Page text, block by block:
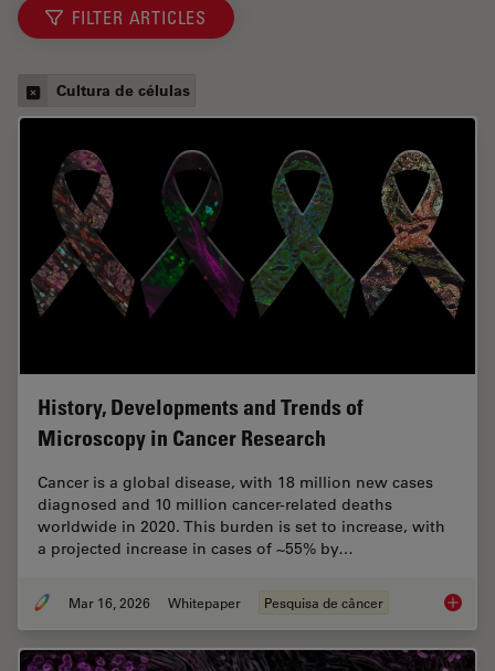
FILTER ARTICLES
Cultura de células
History, Developments and Trends of
Microscopy in Cancer Research
Cancer is a global disease, with 18 million new cases
diagnosed and 10 million cancer-related deaths
worldwide in 2020. This burden is set to increase, with
a projected increase in cases of ~55% by…
Mar 16, 2026 Whitepaper Pesquisa de câncer